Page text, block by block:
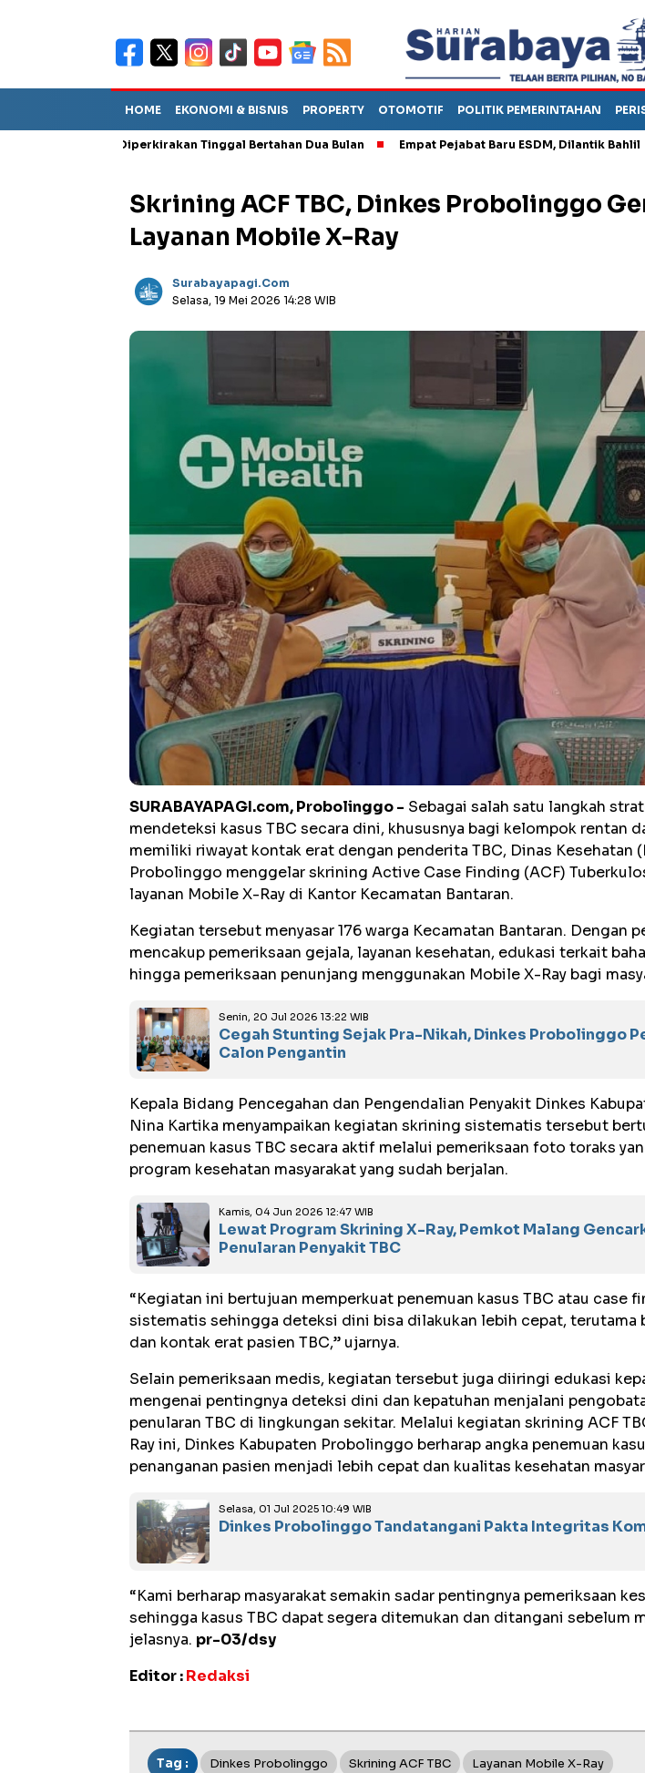
HOME EKONOMI & BISNIS PROPERTY OTOMOTIF POLITIK PEMERINTAHAN
TPA Diperkirakan Tinggal Bertahan Dua Bulan Empat Pejabat Baru ESDM, Dilantik Bahlil
Skrining ACF TBC, Dinkes Probolinggo
Layanan Mobile X-Ray
Surabayapagi.com
Selasa, 19 Mei 2026 14:28 WIB
SURABAYAPAGI.com, Probolinggo - Sebagai salah satu langkah
mendeteksi kasus TBC secara dini, khususnya bagi kelompok rentan
memiliki riwayat kontak erat dengan penderita TBC, Dinas Kesehatan
Probolinggo menggelar skrining Active Case Finding (ACF)
layanan Mobile X-Ray di Kantor Kecamatan Bantaran.
Kegiatan tersebut menyasar 176 warga Kecamatan Bantaran. Dengan
mencakup pemeriksaan gejala, layanan kesehatan, edukasi terkait
hingga pemeriksaan penunjang menggunakan Mobile X-Ray bagi
Senin, 20 Jul 2026 13:22 WIB
Cegah Stunting Sejak Pra-Nikah, Dinkes Probolinggo
Calon Pengantin
Kepala Bidang Pencegahan dan Pengendalian Penyakit Dinkes
Nina Kartika menyampaikan kegiatan skrining sistematis tersebut
penemuan kasus TBC secara aktif melalui pemeriksaan foto toraks
program kesehatan masyarakat yang sudah berjalan.
Kamis, 04 Jun 2026 12:47 WIB
Lewat Program Skrining X-Ray, Pemkot Malang
Penularan Penyakit TBC
“Kegiatan ini bertujuan memperkuat penemuan kasus TBC atau case
sistematis sehingga deteksi dini bisa dilakukan lebih cepat, terutama
dan kontak erat pasien TBC,” ujarnya.
Selain pemeriksaan medis, kegiatan tersebut juga diiringi edukasi
mengenai pentingnya deteksi dini dan kepatuhan menjalani
penularan TBC di lingkungan sekitar. Melalui kegiatan skrining ACF
Ray ini, Dinkes Kabupaten Probolinggo berharap angka penemuan
penanganan pasien menjadi lebih cepat dan kualitas kesehatan
Selasa, 01 Jul 2025 10:49 WIB
Dinkes Probolinggo Tandatangani Pakta Integritas
“Kami berharap masyarakat semakin sadar pentingnya pemeriksaan
sehingga kasus TBC dapat segera ditemukan dan ditangani sebelum
jelasnya. pr-03/dsy
Editor :Redaksi
Tag : Dinkes Probolinggo Skrining ACF TBC Layanan Mobile X-Ray